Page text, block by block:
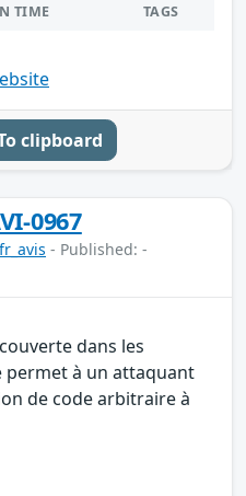
TIME TAGS
clipboard
0967
- Published: -
dans les
permet à un attaquant
de code arbitraire à